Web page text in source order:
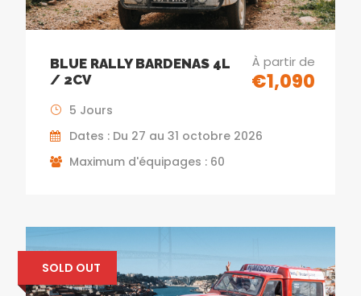
BLUE RALLY BARDENAS 4L
/ 2CV
À partir de
€1,090
5 Jours
Dates : Du 27 au 31 octobre 2026
Maximum d'équipages : 60
SOLD OUT